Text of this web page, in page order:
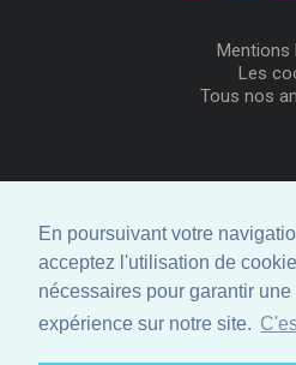
En poursuivant votre
acceptez l'utilisation de
nécessaires pour garantir une
expérience sur notre site.
Mentions
Les
Tous nos
Me
Créer
Comment